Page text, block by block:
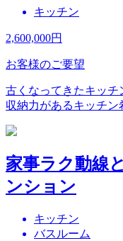
キッチン
2,600,000円
お客様のご要望
古くなってきたキッチ
収納力があるキッチン
家事ラク動線
ンション
キッチン
バスルーム